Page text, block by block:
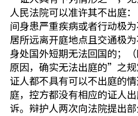
人民法院可以准许其不出庭
间身患严重疾病或者行动极为
居所远离开庭地点且交通极为
身处国外短期无法回国的；
原因，确实无法出庭的”之
证人都不具有可以不出庭的
庭，控方都没有相应的证人
诉。辩护人两次向法院提出